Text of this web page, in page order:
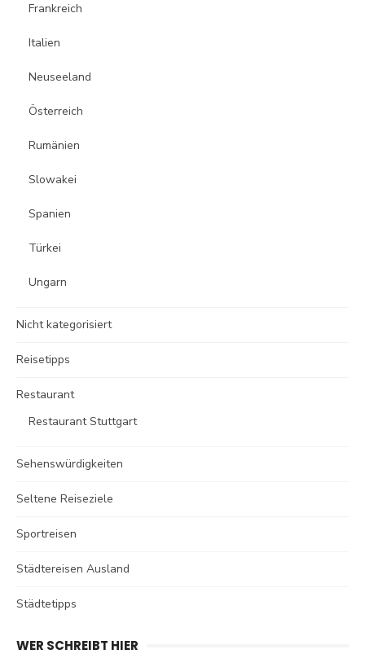
Frankreich
Italien
Neuseeland
Österreich
Rumänien
Slowakei
Spanien
Türkei
Ungarn
Nicht kategorisiert
Reisetipps
Restaurant
Restaurant Stuttgart
Sehenswürdigkeiten
Seltene Reiseziele
Sportreisen
Städtereisen Ausland
Städtetipps
WER SCHREIBT HIER